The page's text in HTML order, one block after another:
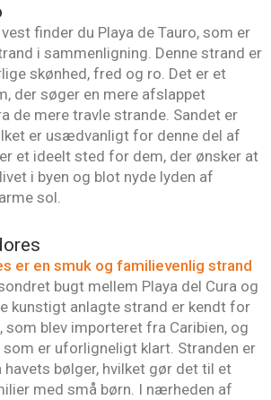
finder du Playa de Tauro, som er
i sammenligning. Denne strand er
skønhed, fred og ro. Det er et
der søger en mere afslappet
mere travle strande. Sandet er
er usædvanligt for denne del af
et ideelt sted for dem, der ønsker at
i byen og blot nyde lyden af
sol.
er en smuk og familievenlig strand
bugt mellem Playa del Cura og
kunstigt anlagte strand er kendt for
som blev importeret fra Caribien, og
som er uforligneligt klart. Stranden er
bølger, hvilket gør det til et
med små børn. I nærheden af